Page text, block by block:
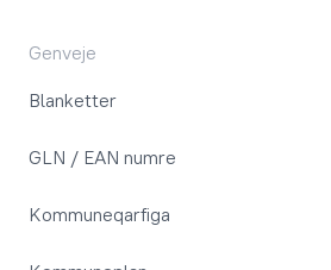
Genveje
Blanketter
GLN / EAN numre
Kommuneqarfiga